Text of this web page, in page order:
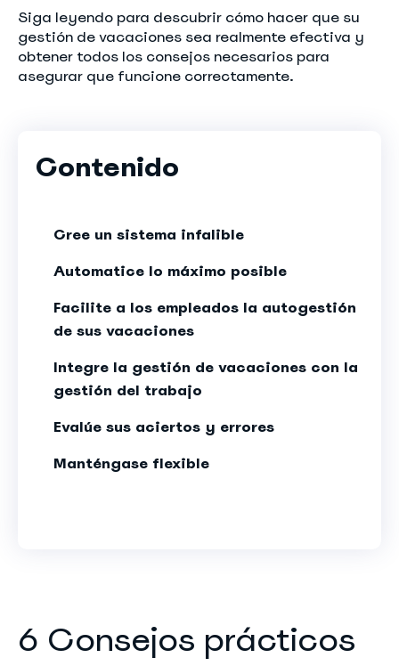
Siga leyendo para descubrir cómo hacer que su
gestión de vacaciones sea realmente efectiva y
obtener todos los consejos necesarios para
asegurar que funcione correctamente.
Contenido
Cree un sistema infalible
Automatice lo máximo posible
Facilite a los empleados la autogestión
de sus vacaciones
Integre la gestión de vacaciones con la
gestión del trabajo
Evalúe sus aciertos y errores
Manténgase flexible
6 Consejos prácticos